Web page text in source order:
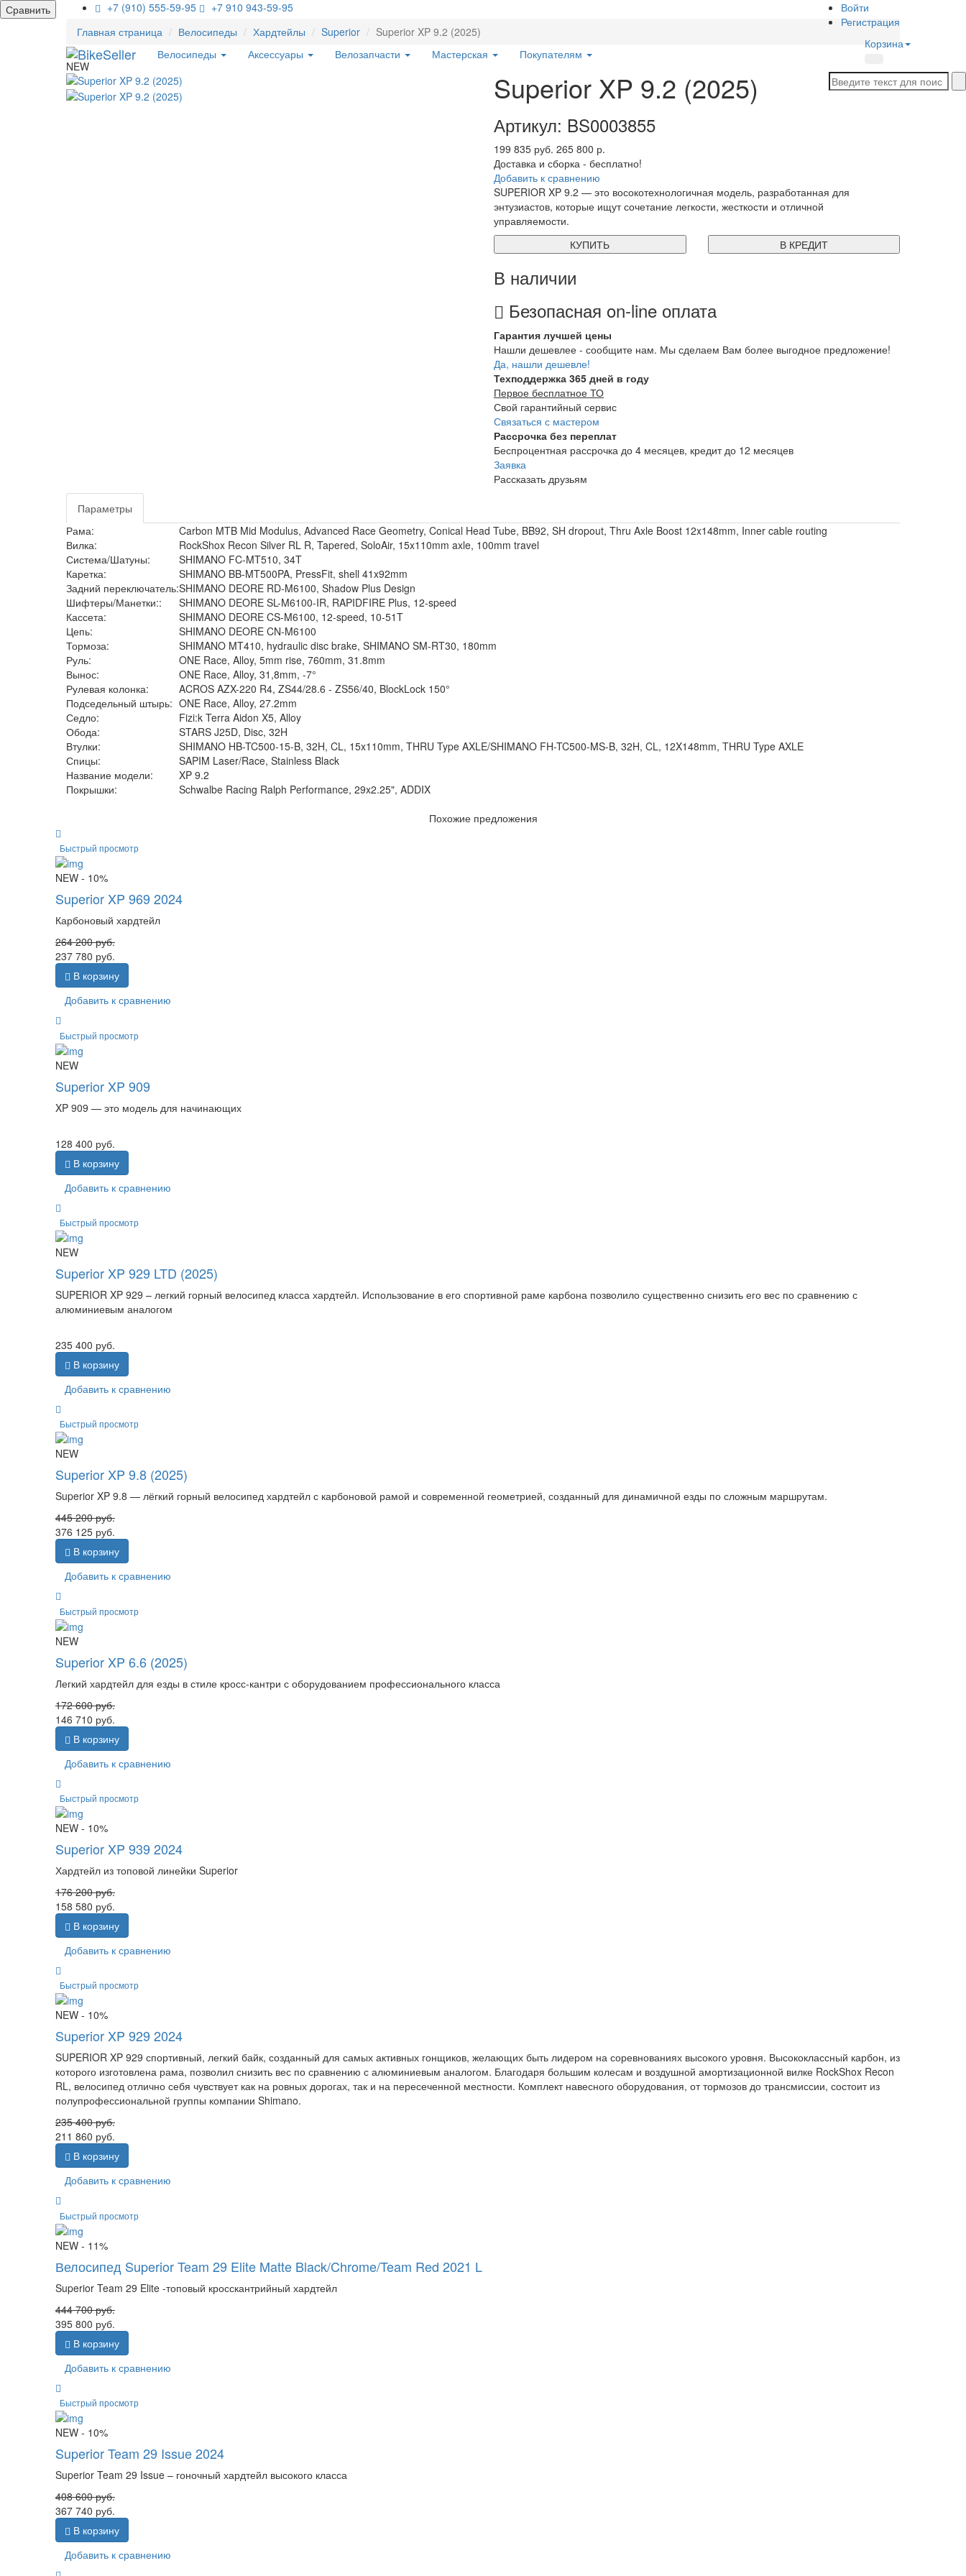
Сравнить +7 (910) 555-59-95 +7 910 943-59-95
Войти
Регистрация
Велосипеды Аксессуары Велозапчасти Мастерская Покупателям
Корзина
Главная страница Велосипеды Хардтейлы Superior Superior XP 9.2 (2025)
NEW
Superior XP 9.2 (2025)
Артикул: BS0003855
199 835 руб. 265 800 р.
Доставка и сборка - бесплатно!
Добавить к сравнению
SUPERIOR XP 9.2 — это восокотехнологичная модель, разработанная для
энтузиастов, которые ищут сочетание легкости, жесткости и отличной
управляемости.
КУПИТЬ
В КРЕДИТ
В наличии
Безопасная on-line оплата
Гарантия лучшей цены
Нашли дешевлее - сообщите нам. Мы сделаем Вам более выгодное предложение!
Да, нашли дешевле!
Техподдержка 365 дней в году
Первое бесплатное ТО
Свой гарантийный сервис
Связаться с мастером
Рассрочка без переплат
Беспроцентная рассрочка до 4 месяцев, кредит до 12 месяцев
Заявка
Рассказать друзьям
Параметры
Рама:
Carbon MTB Mid Modulus, Advanced Race Geometry, Conical Head Tube, BB92, SH dropout, Thru Axle Boost 12x148mm, Inner cable routing
Вилка:
RockShox Recon Silver RL R, Tapered, SoloAir, 15x110mm axle, 100mm travel
Система/Шатуны:
SHIMANO FC-MT510, 34T
Каретка:
SHIMANO BB-MT500PA, PressFit, shell 41x92mm
Задний переключатель:SHIMANO DEORE RD-M6100, Shadow Plus Design
Шифтеры/Манетки::
SHIMANO DEORE SL-M6100-IR, RAPIDFIRE Plus, 12-speed
Кассета:
SHIMANO DEORE CS-M6100, 12-speed, 10-51T
Цепь:
SHIMANO DEORE CN-M6100
Тормоза:
SHIMANO MT410, hydraulic disc brake, SHIMANO SM-RT30, 180mm
Руль:
ONE Race, Alloy, 5mm rise, 760mm, 31.8mm
Вынос:
ONE Race, Alloy, 31,8mm, -7°
Рулевая колонка:
ACROS AZX-220 R4, ZS44/28.6 - ZS56/40, BlockLock 150°
Подседельный штырь: ONE Race, Alloy, 27.2mm
Седло:
Fizi:k Terra Aidon X5, Alloy
Обода:
STARS J25D, Disc, 32H
Втулки:
SHIMANO HB-TC500-15-B, 32H, CL, 15x110mm, THRU Type AXLE/SHIMANO FH-TC500-MS-B, 32H, CL, 12X148mm, THRU Type AXLE
Спицы:
SAPIM Laser/Race, Stainless Black
Название модели:
XP 9.2
Покрышки:
Schwalbe Racing Ralph Performance, 29x2.25", ADDIX
Похожие предложения
Быстрый просмотр
NEW - 10%
Superior XP 969 2024
Карбоновый хардтейл
264 200руб.
237 780 руб.
В корзину
Добавить к сравнению
Быстрый просмотр
NEW
Superior XP 909
XP 909 — это модель для начинающих
128 400 руб.
В корзину
Добавить к сравнению
Быстрый просмотр
NEW
Superior XP 929 LTD (2025)
SUPERIOR XP 929 – легкий горный велосипед класса хардтейл. Использование в его спортивной раме карбона позволило существенно снизить его вес по сравнению с
алюминиевым аналогом
235 400 руб.
В корзину
Добавить к сравнению
Быстрый просмотр
NEW
Superior XP 9.8 (2025)
Superior XP 9.8 — лёгкий горный велосипед хардтейл с карбоновой рамой и современной геометрией, созданный для динамичной езды по сложным маршрутам.
445 200руб.
376 125 руб.
В корзину
Добавить к сравнению
Быстрый просмотр
NEW
Superior XP 6.6 (2025)
Легкий хардтейл для езды в стиле кросс-кантри с оборудованием профессионального класса
172 600руб.
146 710 руб.
В корзину
Добавить к сравнению
Быстрый просмотр
NEW - 10%
Superior XP 939 2024
Хардтейл из топовой линейки Superior
176 200руб.
158 580 руб.
В корзину
Добавить к сравнению
Быстрый просмотр
NEW - 10%
Superior XP 929 2024
SUPERIOR XP 929 спортивный, легкий байк, созданный для самых активных гонщиков, желающих быть лидером на соревнованиях высокого уровня. Высококлассный карбон, из
которого изготовлена рама, позволил снизить вес по сравнению с алюминиевым аналогом. Благодаря большим колесам и воздушной амортизационной вилке RockShox Recon
RL, велосипед отлично себя чувствует как на ровных дорогах, так и на пересеченной местности. Комплект навесного оборудования, от тормозов до трансмиссии, состоит из
полупрофессиональной группы компании Shimano.
235 400руб.
211 860 руб.
В корзину
Добавить к сравнению
Быстрый просмотр
NEW - 11%
Велосипед Superior Team 29 Elite Matte Black/Chrome/Team Red 2021 L
Superior Team 29 Elite -топовый кросскантрийный хардтейл
444 700руб.
395 800 руб.
В корзину
Добавить к сравнению
Быстрый просмотр
NEW - 10%
Superior Team 29 Issue 2024
Superior Team 29 Issue – гоночный хардтейл высокого класса
408 600руб.
367 740 руб.
В корзину
Добавить к сравнению